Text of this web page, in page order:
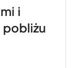
i
pobliżu